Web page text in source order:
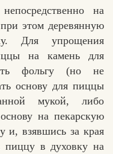
на
этом деревянную
Для упрощения
на камень для
фольгу (но не
основу для пиццы
мукой, либо
на пекарскую
и, взявшись за края
пиццу в духовку на